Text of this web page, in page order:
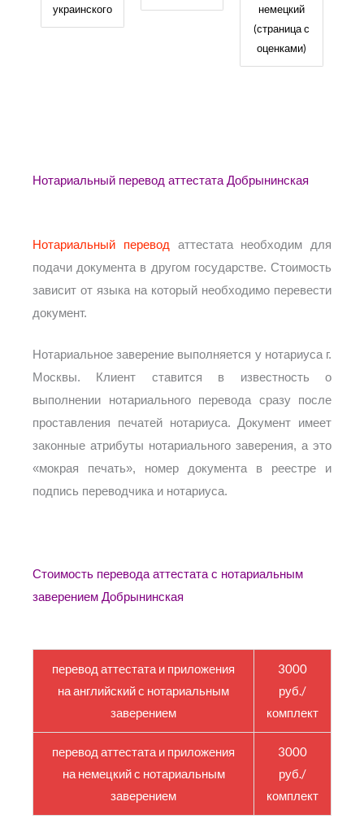
украинского
немецкий
(страница с
оценками)
Нотариальный перевод аттестата Добрынинская
Нотариальный перевод аттестата необходим для
подачи документа в другом государстве. Стоимость
зависит от языка на который необходимо перевести
документ.
Нотариальное заверение выполняется у нотариуса г.
Москвы. Клиент ставится в известность о
выполнении нотариального перевода сразу после
проставления печатей нотариуса. Документ имеет
законные атрибуты нотариального заверения, а это
«мокрая печать», номер документа в реестре и
подпись переводчика и нотариуса.
Стоимость перевода аттестата с нотариальным
заверением Добрынинская
перевод аттестата и приложения
на английский с нотариальным
заверением
3000
руб./
комплект
перевод аттестата и приложения
на немецкий с нотариальным
заверением
3000
руб./
комплект